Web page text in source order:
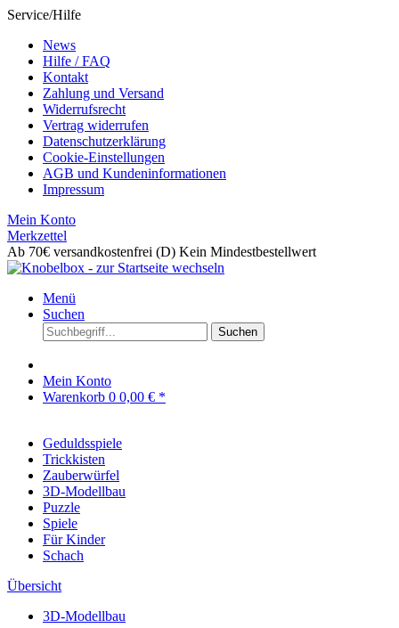
Service/Hilfe
News
Hilfe / FAQ
Kontakt
Zahlung und Versand
Widerrufsrecht
Vertrag widerrufen
Datenschutzerklärung
Cookie-Einstellungen
AGB und Kundeninformationen
Impressum
Mein Konto
Merkzettel
Ab 70€ versandkostenfrei (D) Kein Mindestbestellwert
Menü
Suchen
Suchen
Mein Konto
Warenkorb 0 0,00 € *
Geduldsspiele
Trickkisten
Zauberwürfel
3D-Modellbau
Puzzle
Spiele
Für Kinder
Schach
Übersicht
3D-Modellbau